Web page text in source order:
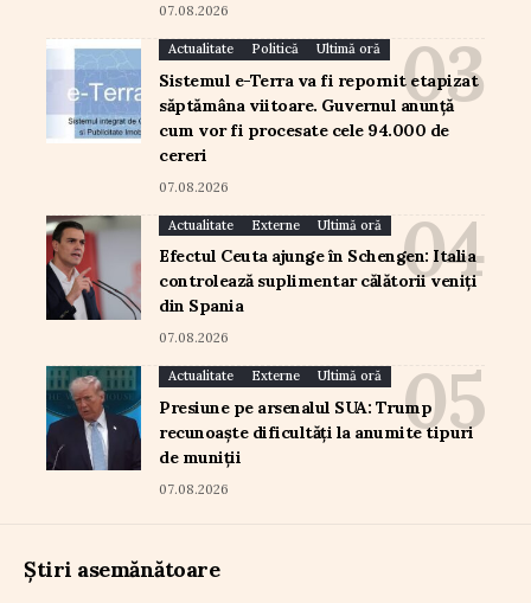
07.08.2026
Actualitate Politică Ultimă oră
Sistemul e-Terra va fi repornit etapizat
săptămâna viitoare. Guvernul anunță
cum vor fi procesate cele 94.000 de
cereri
07.08.2026
Actualitate Externe Ultimă oră
Efectul Ceuta ajunge în Schengen: Italia
controlează suplimentar călătorii veniți
din Spania
07.08.2026
Actualitate Externe Ultimă oră
Presiune pe arsenalul SUA: Trump
recunoaște dificultăți la anumite tipuri
de muniții
07.08.2026
Știri asemănătoare